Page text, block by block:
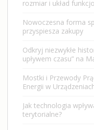
rozmiar i układ
Nowoczesna forma
przyspiesza zakupy
Odkryj niezwykłe
upływem czasu” na
Mostki i Przewody
Energii w
Jak technologia
terytorialne?